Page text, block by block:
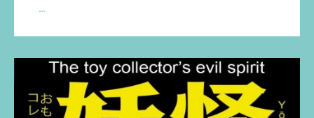
…
de
Miss
Santería